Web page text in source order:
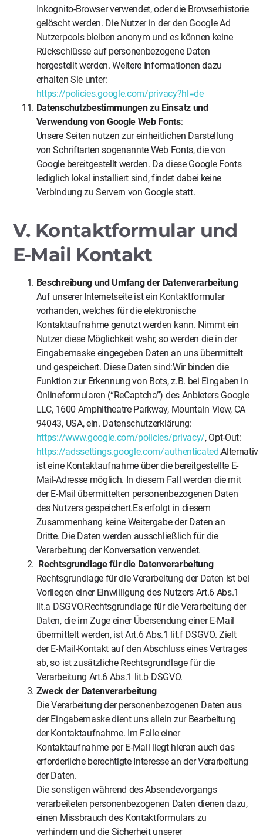
Inkognito-Browser verwendet, oder die Browserhistorie
gelöscht werden. Die Nutzer in der den Google Ad
Nutzerpools bleiben anonym und es können keine
Rückschlüsse auf personenbezogene Daten
hergestellt werden. Weitere Informationen dazu
erhalten Sie unter:
https://policies.google.com/privacy?hl=de
Datenschutzbestimmungen zu Einsatz und
Verwendung von Google Web Fonts:
Unsere Seiten nutzen zur einheitlichen Darstellung
von Schriftarten sogenannte Web Fonts, die von
Google bereitgestellt werden. Da diese Google Fonts
lediglich lokal installiert sind, findet dabei keine
Verbindung zu Servern von Google statt.
V. Kontaktformular und
E-Mail Kontakt
Beschreibung und Umfang der Datenverarbeitung
Auf unserer Internetseite ist ein Kontaktformular
vorhanden, welches für die elektronische
Kontaktaufnahme genutzt werden kann. Nimmt ein
Nutzer diese Möglichkeit wahr, so werden die in der
Eingabemaske eingegeben Daten an uns übermittelt
und gespeichert. Diese Daten sind:Wir binden die
Funktion zur Erkennung von Bots, z.B. bei Eingaben in
Onlineformularen (“ReCaptcha”) des Anbieters Google
LLC, 1600 Amphitheatre Parkway, Mountain View, CA
94043, USA, ein. Datenschutzerklärung:
https://www.google.com/policies/privacy/, Opt-Out:
https://adssettings.google.com/authenticated.Alternativ
ist eine Kontaktaufnahme über die bereitgestellte E-
Mail-Adresse möglich. In diesem Fall werden die mit
der E-Mail übermittelten personenbezogenen Daten
des Nutzers gespeichert.Es erfolgt in diesem
Zusammenhang keine Weitergabe der Daten an
Dritte. Die Daten werden ausschließlich für die
Verarbeitung der Konversation verwendet.
Rechtsgrundlage für die Datenverarbeitung
Rechtsgrundlage für die Verarbeitung der Daten ist bei
Vorliegen einer Einwilligung des Nutzers Art.6 Abs.1
lit.a DSGVO.Rechtsgrundlage für die Verarbeitung der
Daten, die im Zuge einer Übersendung einer E-Mail
übermittelt werden, ist Art.6 Abs.1 lit.f DSGVO. Zielt
der E-Mail-Kontakt auf den Abschluss eines Vertrages
ab, so ist zusätzliche Rechtsgrundlage für die
Verarbeitung Art.6 Abs.1 lit.b DSGVO.
Zweck der Datenverarbeitung
Die Verarbeitung der personenbezogenen Daten aus
der Eingabemaske dient uns allein zur Bearbeitung
der Kontaktaufnahme. Im Falle einer
Kontaktaufnahme per E-Mail liegt hieran auch das
erforderliche berechtigte Interesse an der Verarbeitung
der Daten.
Die sonstigen während des Absendevorgangs
verarbeiteten personenbezogenen Daten dienen dazu,
einen Missbrauch des Kontaktformulars zu
verhindern und die Sicherheit unserer